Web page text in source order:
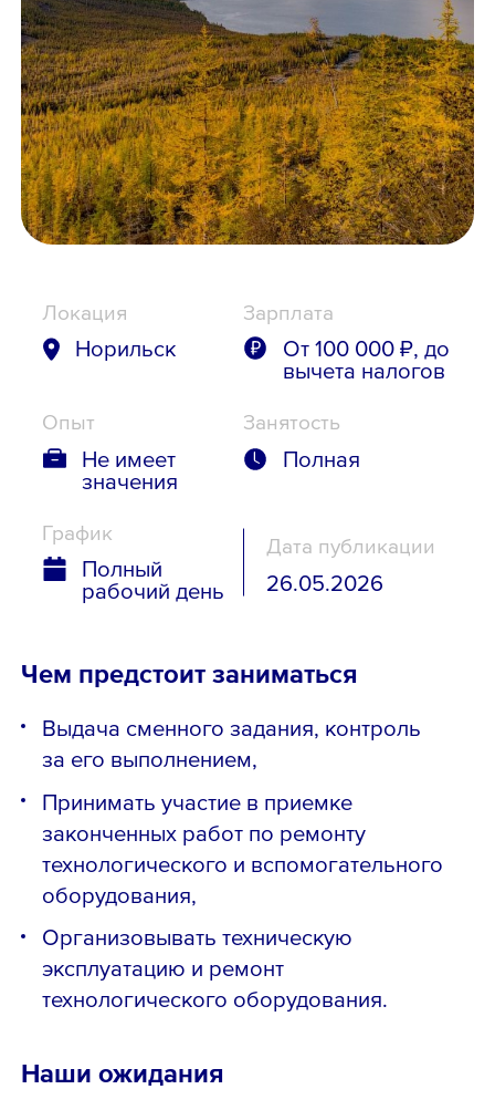
Школьникам
Локации
8 800 700-19-43
Локация
Норильск
Зарплата
От 100 000 ₽, до
вычета налогов
Опыт
Не имеет
значения
Занятость
Полная
График
Полный
рабочий день
Дата публикации
26.05.2026
Чем предстоит заниматься
Выдача сменного задания, контроль
за его выполнением,
Принимать участие в приемке
законченных работ по ремонту
технологического и вспомогательного
оборудования,
Организовывать техническую
эксплуатацию и ремонт
технологического оборудования.
Наши ожидания